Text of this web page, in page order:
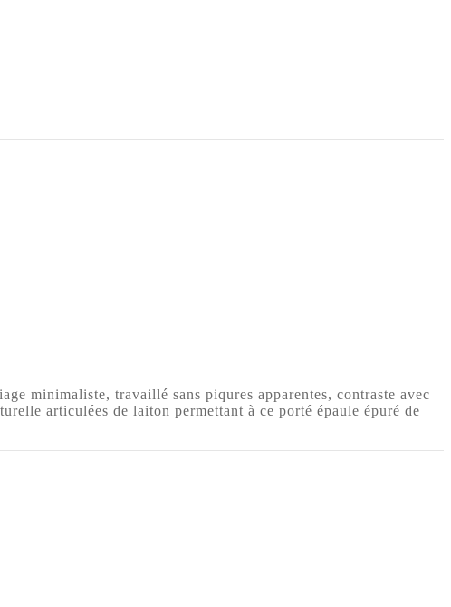
minimaliste, travaillé sans piqures apparentes, contraste avec
articulées de laiton permettant à ce porté épaule épuré de